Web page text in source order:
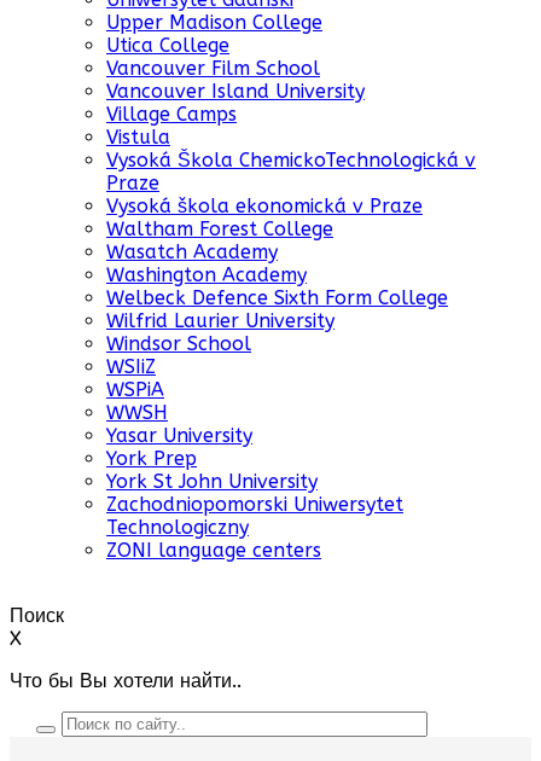
Upper Madison College
Utica College
Vancouver Film School
Vancouver Island University
Village Camps
Vistula
Vysoká Škola ChemickoTechnologická v
Praze
Vysoká škola ekonomická v Praze
Waltham Forest College
Wasatch Academy
Washington Academy
Welbeck Defence Sixth Form College
Wilfrid Laurier University
Windsor School
WSIiZ
WSPiA
WWSH
Yasar University
York Prep
York St John University
Zachodniopomorski Uniwersytet
Technologiczny
ZONI language centers
Поиск
X
Что бы Вы хотели найти..